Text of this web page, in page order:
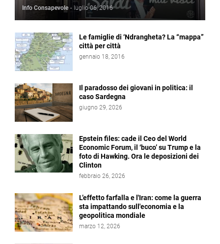
Info Consapevole - luglio 06, 2016
Le famiglie di ‘Ndrangheta? La “mappa”
città per città
gennaio 18, 2016
Il paradosso dei giovani in politica: il
caso Sardegna
giugno 29, 2026
Epstein files: cade il Ceo del World
Economic Forum, il ‘buco’ su Trump e la
foto di Hawking. Ora le deposizioni dei
Clinton
febbraio 26, 2026
L’effetto farfalla e l'Iran: come la guerra
sta impattando sull'economia e la
geopolitica mondiale
marzo 12, 2026